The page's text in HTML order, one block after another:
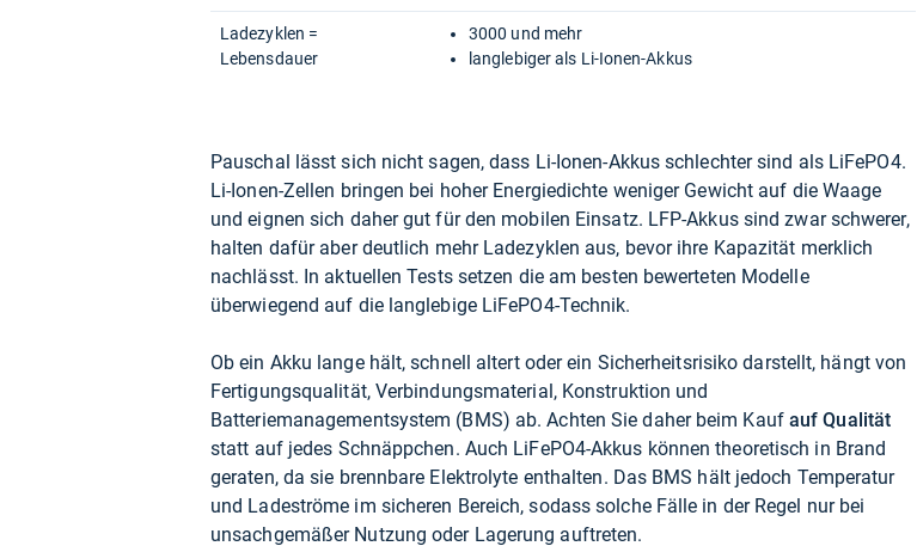
Ladezyklen =
Lebensdauer
3000 und mehr
langlebiger als Li-Ionen-Akkus
Pauschal lässt sich nicht sagen, dass Li-Ionen-Akkus schlechter sind als LiFePO4.
Li-Ionen-Zellen bringen bei hoher Energiedichte weniger Gewicht auf die Waage
und eignen sich daher gut für den mobilen Einsatz. LFP-Akkus sind zwar schwerer,
halten dafür aber deutlich mehr Ladezyklen aus, bevor ihre Kapazität merklich
nachlässt. In aktuellen Tests setzen die am besten bewerteten Modelle
überwiegend auf die langlebige LiFePO4-Technik.
Ob ein Akku lange hält, schnell altert oder ein Sicherheitsrisiko darstellt, hängt von
Fertigungsqualität, Verbindungsmaterial, Konstruktion und
Batteriemanagementsystem (BMS) ab. Achten Sie daher beim Kauf auf Qualität
statt auf jedes Schnäppchen. Auch LiFePO4-Akkus können theoretisch in Brand
geraten, da sie brennbare Elektrolyte enthalten. Das BMS hält jedoch Temperatur
und Ladeströme im sicheren Bereich, sodass solche Fälle in der Regel nur bei
unsachgemäßer Nutzung oder Lagerung auftreten.